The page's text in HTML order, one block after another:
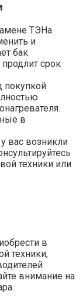
ТЭНа
и
бак
срок
покупкой
в
вас возникли
техники или
в
техники,
внимание на